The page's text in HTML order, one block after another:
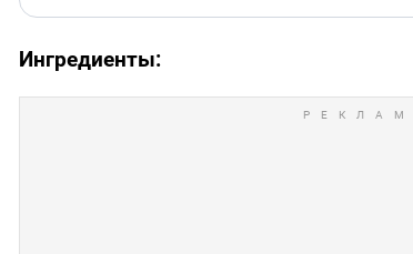
Ингредиенты: